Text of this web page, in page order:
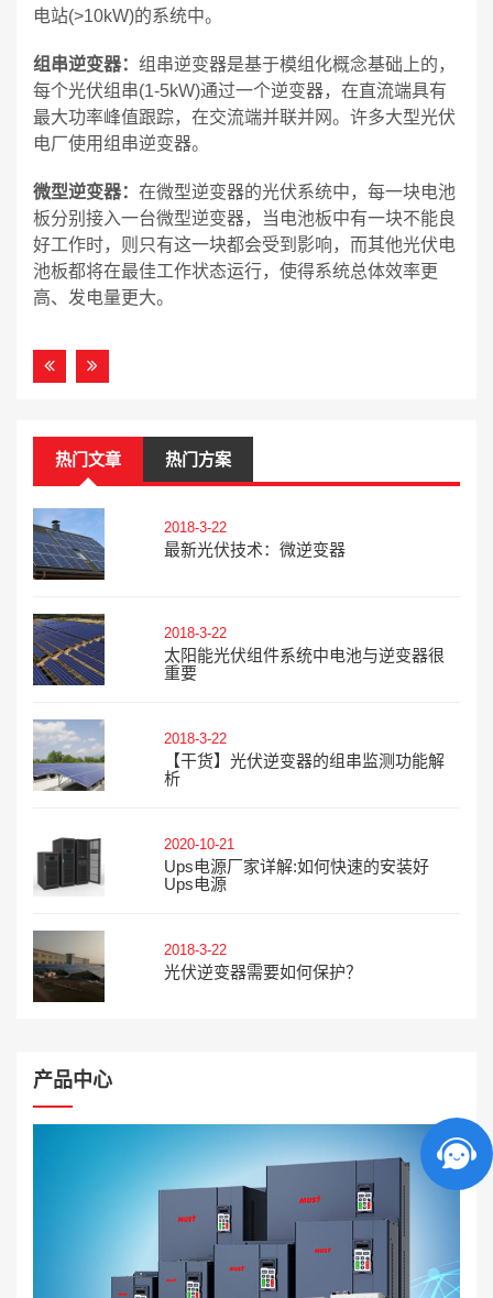
电站(>10kW)的系统中。
组串逆变器： 组串逆变器是基于模组化概念基础上的，
每个光伏组串(1-5kW)通过一个逆变器，在直流端具有
最大功率峰值跟踪，在交流端并联并网。许多大型光伏
电厂使用组串逆变器。
微型逆变器： 在微型逆变器的光伏系统中，每一块电池
板分别接入一台微型逆变器，当电池板中有一块不能良
好工作时，则只有这一块都会受到影响，而其他光伏电
池板都将在最佳工作状态运行，使得系统总体效率更
高、发电量更大。
热门文章 热门方案
2018-3-22
最新光伏技术：微逆变器
2018-3-22
太阳能光伏组件系统中电池与逆变器很
重要
2018-3-22
【干货】光伏逆变器的组串监测功能解
析
2020-10-21
Ups电源厂家详解:如何快速的安装好
Ups电源
2018-3-22
光伏逆变器需要如何保护？
产品中心